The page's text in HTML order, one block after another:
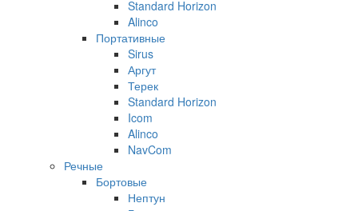
Standard Horizon
Alinco
Портативные
Sirus
Аргут
Терек
Standard Horizon
Icom
Alinco
NavCom
Речные
Бортовые
Нептун